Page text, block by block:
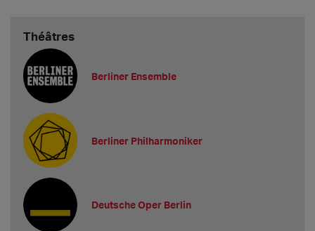
Théâtres
Berliner Ensemble
Berliner Philharmoniker
Deutsche Oper Berlin